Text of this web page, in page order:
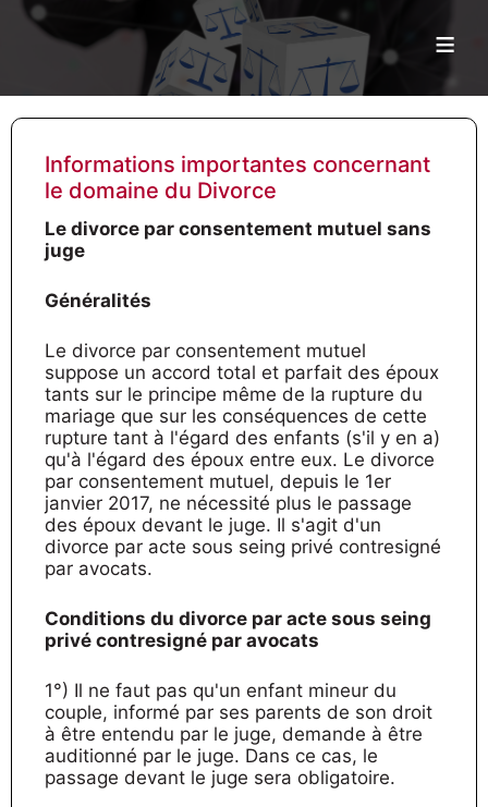
≡
Informations importantes concernant
le domaine du Divorce
Le divorce par consentement mutuel sans
juge
Généralités
Le divorce par consentement mutuel
suppose un accord total et parfait des époux
tants sur le principe même de la rupture du
mariage que sur les conséquences de cette
rupture tant à l'égard des enfants (s'il y en a)
qu'à l'égard des époux entre eux. Le divorce
par consentement mutuel, depuis le 1er
janvier 2017, ne nécessité plus le passage
des époux devant le juge. Il s'agit d'un
divorce par acte sous seing privé contresigné
par avocats.
Conditions du divorce par acte sous seing
privé contresigné par avocats
1°) Il ne faut pas qu'un enfant mineur du
couple, informé par ses parents de son droit
à être entendu par le juge, demande à être
auditionné par le juge. Dans ce cas, le
passage devant le juge sera obligatoire.